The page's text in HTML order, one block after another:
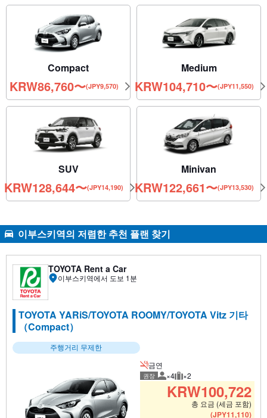
Compact
KRW86,760〜(JPY9,570)
Medium
KRW104,710〜(JPY11,550)
SUV
KRW128,644〜(JPY14,190)
Minivan
KRW122,661〜(JPY13,530)
이부스키역의 저렴한 추천 플랜 찾기
TOYOTA Rent a Car
이부스키역에서 도보 1분
TOYOTA YARiS/TOYOTA ROOMY/TOYOTA Vitz 기타
（Compact）
주행거리 무제한
금연
권장 권장 탑승 인원
×4 권장 수하물
×2
KRW100,722
총 요금 (세금 포함)
(JPY11,110)